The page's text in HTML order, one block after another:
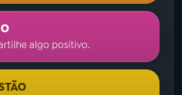
algo positivo.